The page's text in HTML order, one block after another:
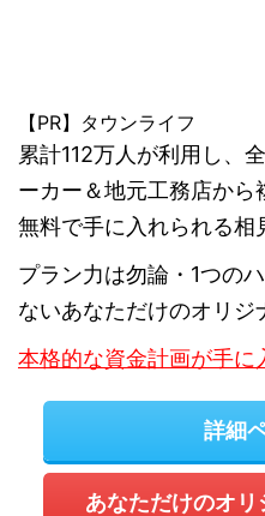
【PR】タウンライフ
累計112万人が利用し、
ーカー＆地元工務店か
無料で手に入れられる相
プラン力は勿論・1つの
ないあなただけのオリジ
本格的な資金計画が手に
詳細
あなただけのオリ